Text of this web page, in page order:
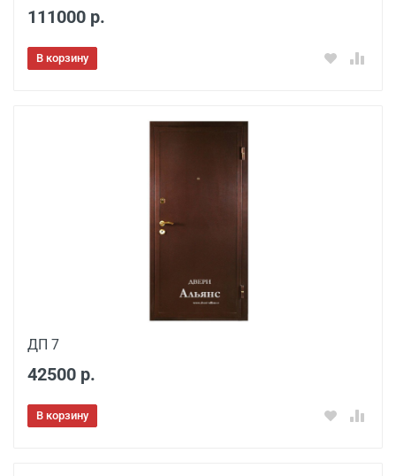
111000 р.
В корзину
ДП 7
42500 р.
В корзину